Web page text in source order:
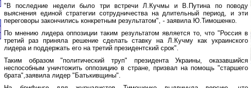
"В последние недели было три встречи Л.Кучмы и В.Путина по поводу
выяснения единой стратегии сотрудничества на длительный период, и эти
переговоры закончились конкретным результатом", - заявила Ю.Тимошенко.
По мнению лидера оппозиции таким результатом является то, что "Россия в
третий раз приняла решение сделать ставку на Л.Кучму как украинского
лидера и поддержать его на третий президентский срок".
Таким образом "политический труп" президента Украины, оказавшийся
неспособным уничтожить оппозицию в стране, призвал на помощь "старшего
брата",заявила лидер "Батькивщины".